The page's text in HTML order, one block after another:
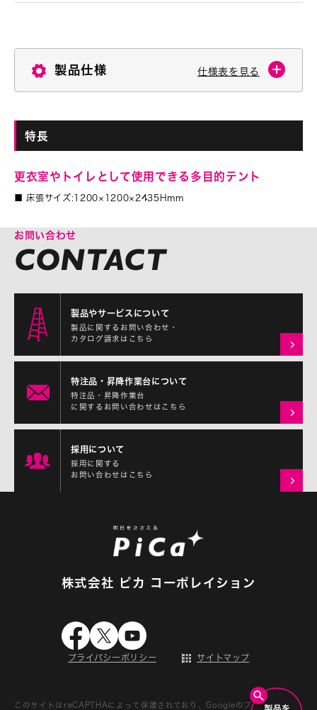
製品仕様 仕様表を見る
特長
更衣室やトイレとして使用できる多目的テント
■ 床張サイズ:1200×1200×2435Hmm
お問い合わせ
製品やサービスについて
製品に関するお問い合わせ・
カタログ請求はこちら
特注品・昇降作業台について
特注品・昇降作業台
に関するお問い合わせはこちら
採用について
採用に関する
お問い合わせはこちら
株式会社 ピカ コーポレイション
プライバシーポリシー サイトマップ
このサイトはreCAPTHAによって保護されており、Googleの プライバシーポ